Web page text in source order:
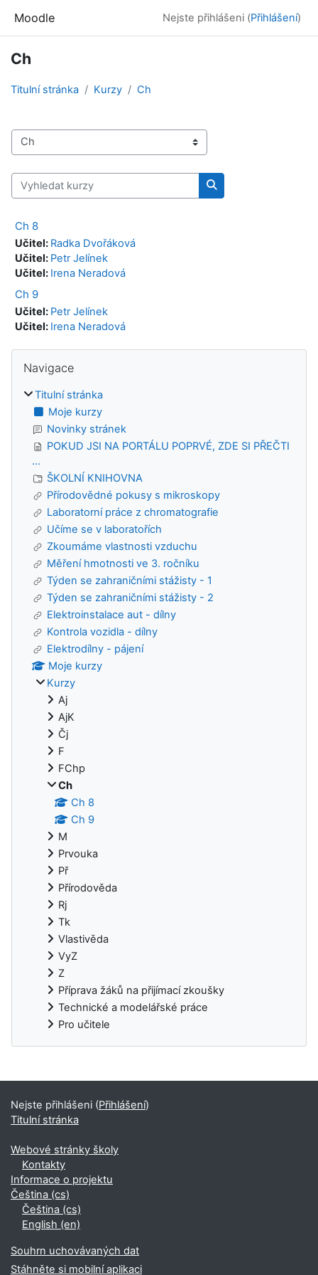
Moodle Nejste přihlášeni (Přihlášení)
Ch
Titulní stránka Kurzy Ch
Kategorie kurzů
Vyhledat kurzy
Vyhledat kurzy
Ch 8
Učitel: Radka Dvořáková
Učitel: Petr Jelínek
Učitel: Irena Neradová
Ch 9
Učitel: Petr Jelínek
Učitel: Irena Neradová
Bloky
Navigace
Titulní stránka
Moje kurzy
Novinky stránek
POKUD JSI NA PORTÁLU POPRVÉ, ZDE SI PŘEČTI
...
ŠKOLNÍ KNIHOVNA
Přírodovědné pokusy s mikroskopy
Laboratorní práce z chromatografie
Učíme se v laboratořích
Zkoumáme vlastnosti vzduchu
Měření hmotnosti ve 3. ročníku
Týden se zahraničními stážisty - 1
Týden se zahraničními stážisty - 2
Elektroinstalace aut - dílny
Kontrola vozidla - dílny
Elektrodílny - pájení
Moje kurzy
Kurzy
Aj
AjK
Čj
F
FChp
Ch
Ch 8
Ch 9
M
Prvouka
Př
Přírodověda
Rj
Tk
Vlastivěda
VyZ
Z
Příprava žáků na přijímací zkoušky
Technické a modelářské práce
Pro učitele
Bloky
Nejste přihlášeni (Přihlášení)
Titulní stránka
Webové stránky školy
Kontakty
Informace o projektu
Čeština ‎(cs)‎
Čeština ‎(cs)‎
English ‎(en)‎
Souhrn uchovávaných dat
Stáhněte si mobilní aplikaci